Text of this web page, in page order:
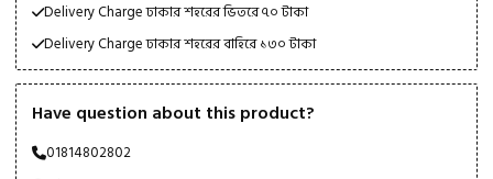
Delivery Charge ঢাকার শহরের ভিতরে ৭০ টাকা
Delivery Charge ঢাকার শহরের বাহিরে ১৩০ টাকা
Have question about this product?
01814802802